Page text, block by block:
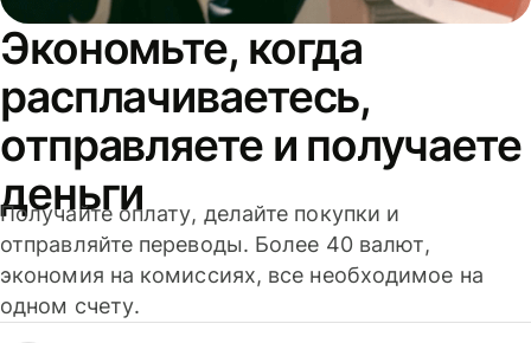
Экономьте, когда
расплачиваетесь,
отправляете и получаете
деньги
Получайте оплату, делайте покупки и
отправляйте переводы. Более 40 валют,
экономия на комиссиях, все необходимое на
одном счету.